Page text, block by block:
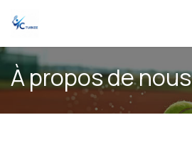
À propos de nous